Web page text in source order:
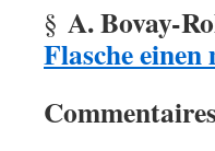
§ A. Bovay-
Flasche